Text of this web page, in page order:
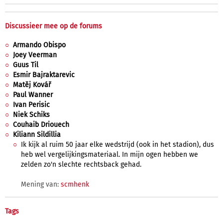
Discussieer mee op de forums
Armando Obispo
Joey Veerman
Guus Til
Esmir Bajraktarevic
Matěj Kovář
Paul Wanner
Ivan Perisic
Niek Schiks
Couhaib Driouech
Kiliann Sildillia
Ik kijk al ruim 50 jaar elke wedstrijd (ook in het stadion), dus
heb wel vergelijkingsmateriaal. In mijn ogen hebben we
zelden zo'n slechte rechtsback gehad.
Mening van: scmhenk
Tags